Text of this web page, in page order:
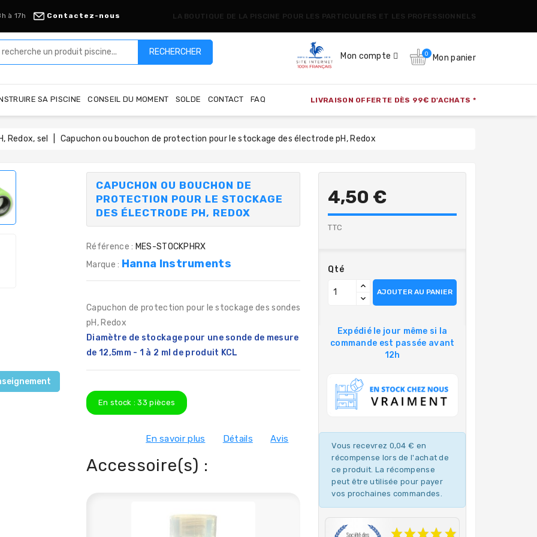
à 17h Contactez-nous LA BOUTIQUE DE LA PISCINE POUR LES PARTICULIERS ET LES PROFESSIONNELS
RECHERCHER Mon compte 0 Mon panier
SA PISCINE CONSEIL DU MOMENT SOLDE CONTACT FAQ LIVRAISON OFFERTE DÈS 99€ D'ACHATS *
Redox, sel Capuchon ou bouchon de protection pour le stockage des électrode pH, Redox
CAPUCHON OU BOUCHON DE
PROTECTION POUR LE STOCKAGE
DES ÉLECTRODE PH, REDOX
Référence : MES-STOCKPHRX
Marque : Hanna Instruments
Capuchon de protection pour le stockage des sondes
pH, Redox
Diamètre de stockage pour une sonde de mesure
de 12,5mm - 1 à 2 ml de produit KCL
En stock :33 pièces
En savoir plus Détails Avis
Accessoire(s) :
4,50 €
TTC
Qté
AJOUTER AU PANIER
Expédié le jour même si la
commande est passée avant
12h
Vous recevrez 0,04 € en
récompense lors de l'achat de
ce produit. La récompense
peut être utilisée pour payer
vos prochaines commandes.